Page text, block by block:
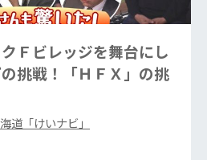
Ｆビレッジを舞台にし
挑戦！「ＨＦＸ」の挑
道「けいナビ」